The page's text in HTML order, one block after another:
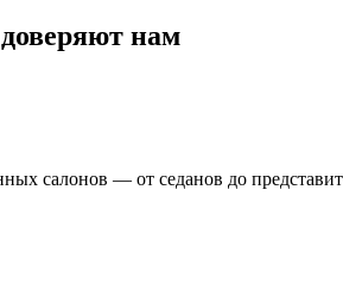
доверяют нам
салонов — от седанов до